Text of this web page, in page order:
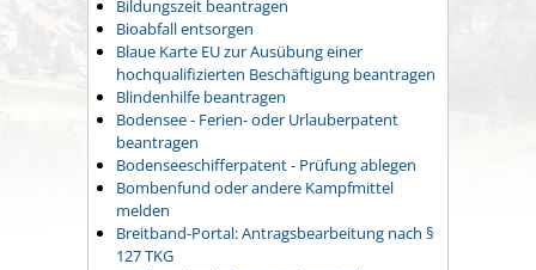
Bildungszeit beantragen
Bioabfall entsorgen
Blaue Karte EU zur Ausübung einer
hochqualifizierten Beschäftigung beantragen
Blindenhilfe beantragen
Bodensee - Ferien- oder Urlauberpatent
beantragen
Bodenseeschifferpatent - Prüfung ablegen
Bombenfund oder andere Kampfmittel
melden
Breitband-Portal: Antragsbearbeitung nach §
127 TKG